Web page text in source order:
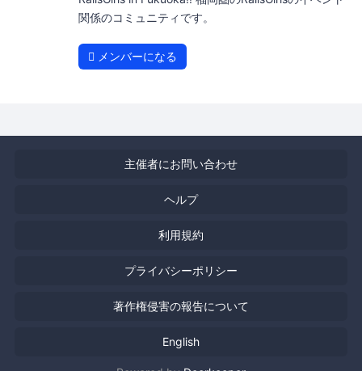
関係のコミュニティです。
メンバーになる
主催者にお問い合わせ
ヘルプ
利用規約
プライバシーポリシー
著作権侵害の報告について
English